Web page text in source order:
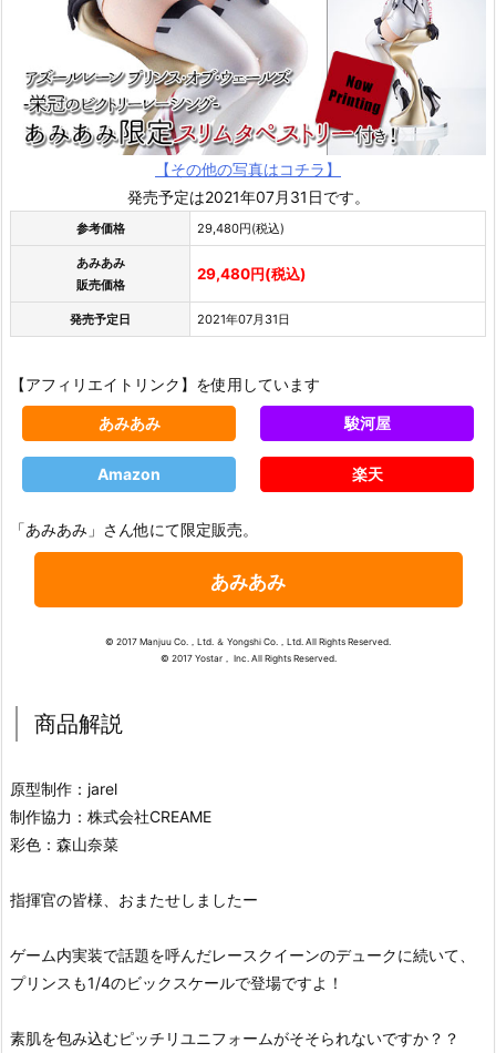
【その他の写真はコチラ】
発売予定は2021年07月31日です。
参考価格 29,480円(税込)
あみあみ
販売価格
29,480円(税込)
発売予定日 2021年07月31日
【アフィリエイトリンク】を使用しています
あみあみ 駿河屋
Amazon 楽天
「あみあみ」さん他にて限定販売。
あみあみ
© 2017 Manjuu Co.，Ltd. ＆ Yongshi Co.，Ltd. All Rights Reserved.
© 2017 Yostar， Inc. All Rights Reserved.
商品解説
原型制作：jarel
制作協力：株式会社CREAME
彩色：森山奈菜
指揮官の皆様、おまたせしましたー
ゲーム内実装で話題を呼んだレースクイーンのデュークに続いて、
プリンスも1/4のビックスケールで登場ですよ！
素肌を包み込むピッチリユニフォームがそそられないですか？？